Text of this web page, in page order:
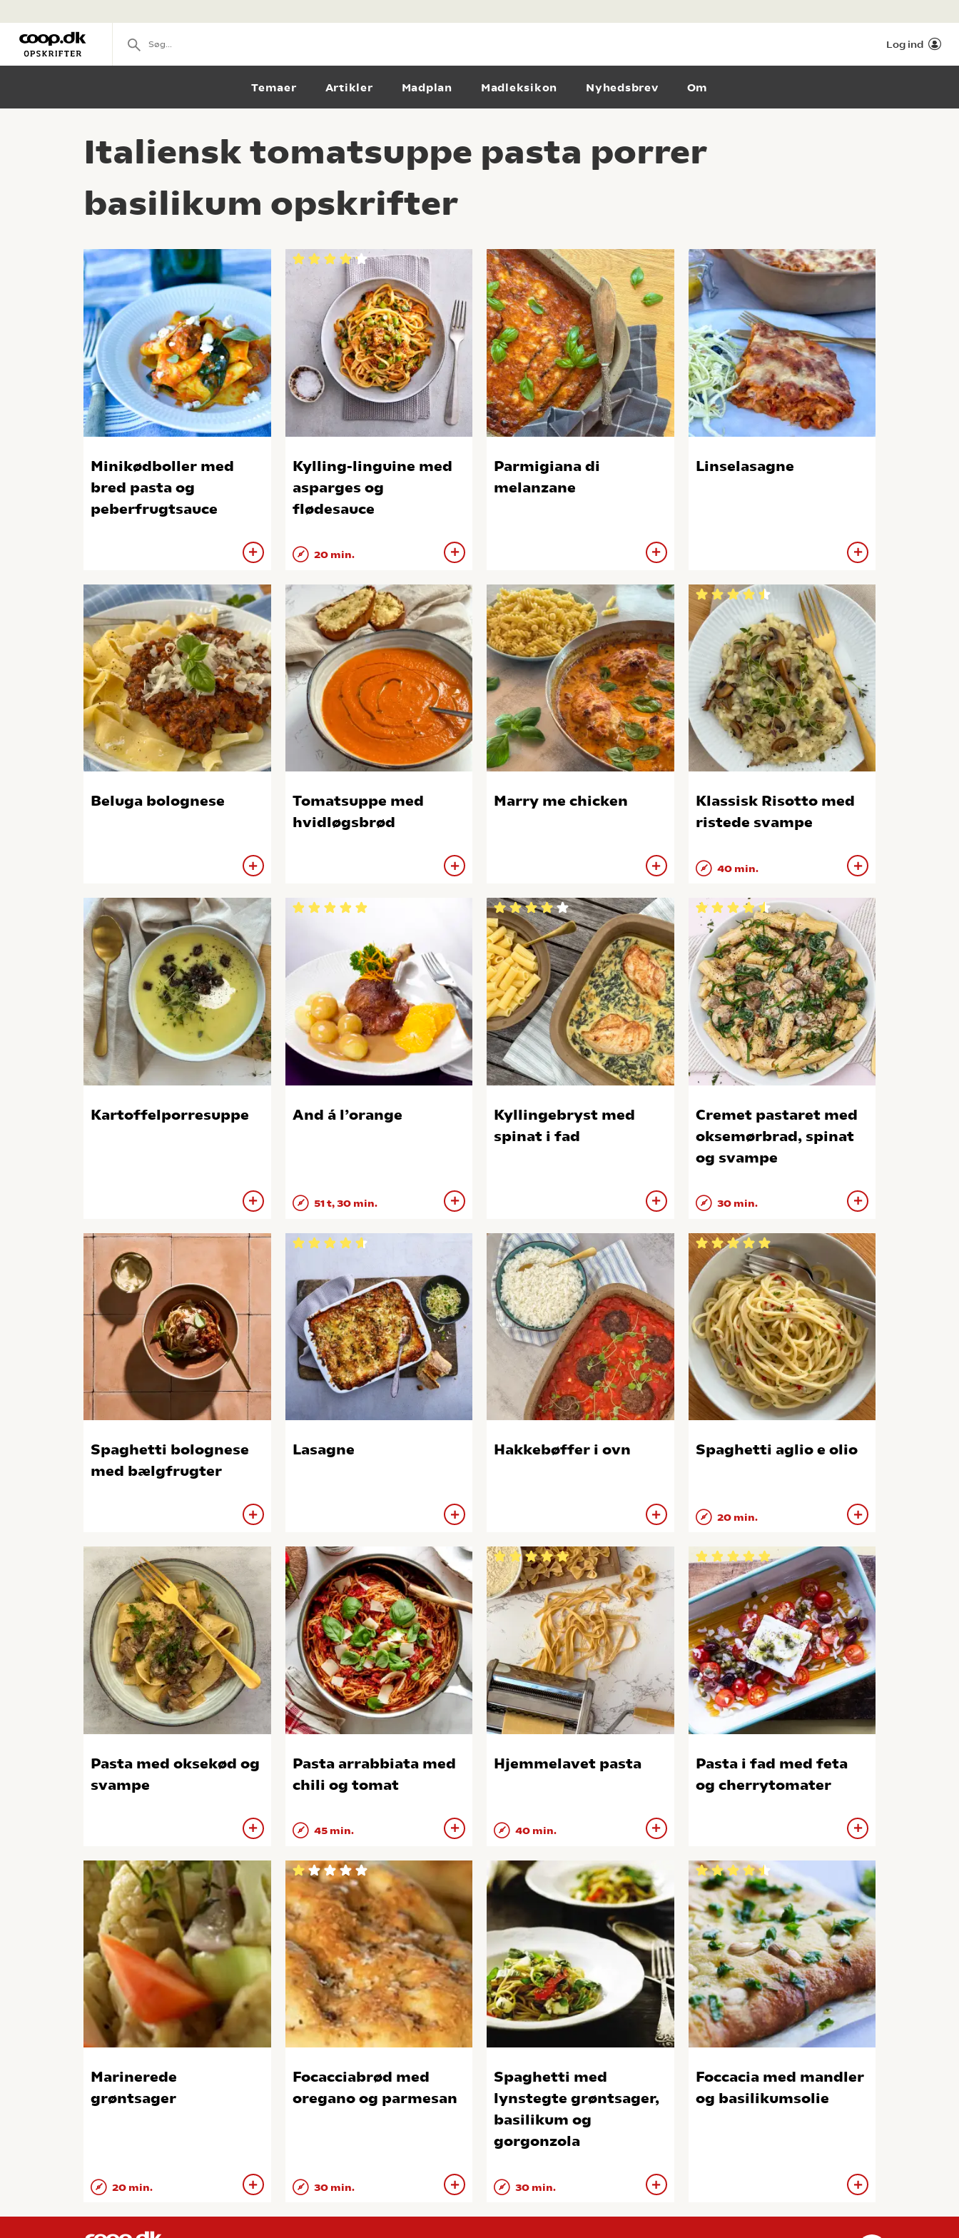
Log ind
Temaer Artikler Madplan Madleksikon Nyhedsbrev Om
Italiensk tomatsuppe pasta porrer
basilikum opskrifter
Minikødboller med
bred pasta og
peberfrugtsauce
Kylling-linguine med
asparges og
flødesauce
20 min.
Parmigiana di
melanzane
Linselasagne
Beluga bolognese
Tomatsuppe med
hvidløgsbrød
Marry me chicken
Klassisk Risotto med
ristede svampe
40 min.
Kartoffelporresuppe And á l’orange
51 t, 30 min.
Kyllingebryst med
spinat i fad
Cremet pastaret med
oksemørbrad, spinat
og svampe
30 min.
Spaghetti bolognese
med bælgfrugter
Lasagne Hakkebøffer i ovn Spaghetti aglio e olio
20 min.
Pasta med oksekød og
svampe
Pasta arrabbiata med
chili og tomat
45 min.
Hjemmelavet pasta
40 min.
Pasta i fad med feta
og cherrytomater
Marinerede
grøntsager
20 min.
Focacciabrød med
oregano og parmesan
30 min.
Spaghetti med
lynstegte grøntsager,
basilikum og
gorgonzola
30 min.
Foccacia med mandler
og basilikumsolie